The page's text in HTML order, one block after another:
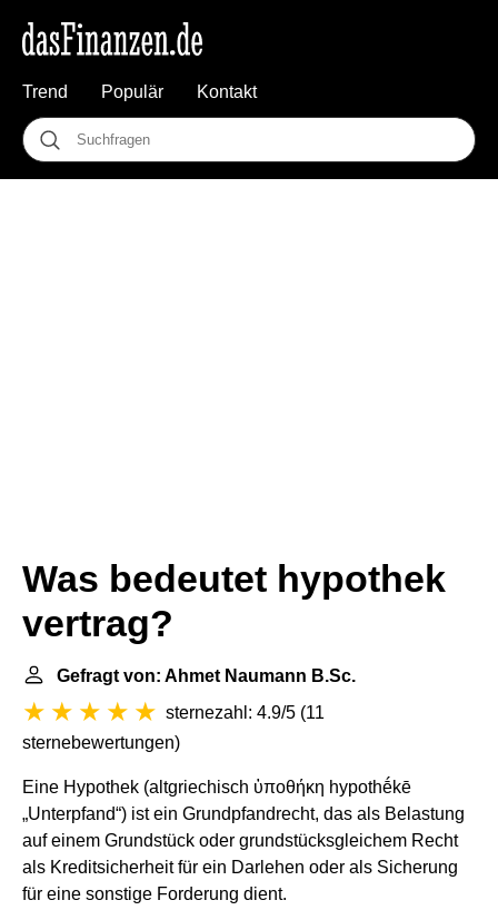
Trend Populär Kontakt
Was bedeutet hypothek
vertrag?
Gefragt von: Ahmet Naumann B.Sc.
sternezahl: 4.9/5 (11
sternebewertungen)
Eine Hypothek (altgriechisch ὑποθήκη hypothḗkē
„Unterpfand“) ist ein Grundpfandrecht, das als Belastung
auf einem Grundstück oder grundstücksgleichem Recht
als Kreditsicherheit für ein Darlehen oder als Sicherung
für eine sonstige Forderung dient.